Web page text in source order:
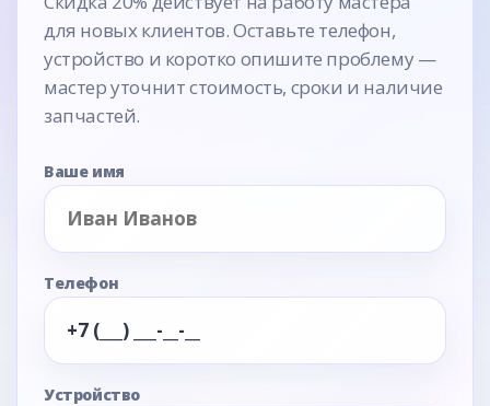
для новых клиентов. Оставьте телефон,
устройство и коротко опишите проблему —
мастер уточнит стоимость, сроки и наличие
запчастей.
Ваше имя
Телефон
Устройство